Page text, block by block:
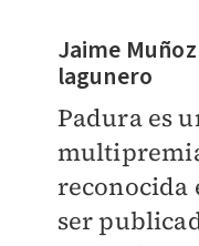
Jaime
lagunero
Padura es
reconocida
ser